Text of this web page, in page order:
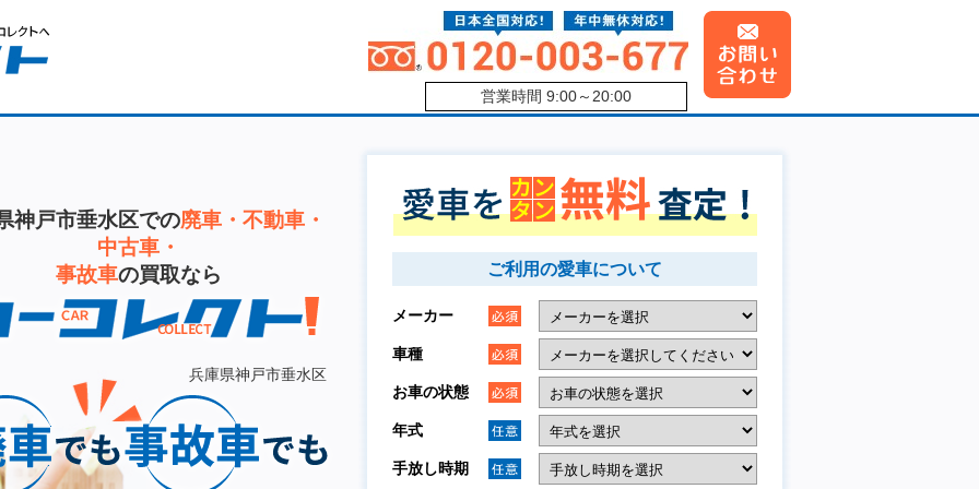
営業時間 9:00～20:00
神戸市垂水区での廃車・不動車・
中古車・
事故車の買取なら
兵庫県神戸市垂水区
ご利用の愛車について
メーカー
車種
お車の状態
年式
手放し時期